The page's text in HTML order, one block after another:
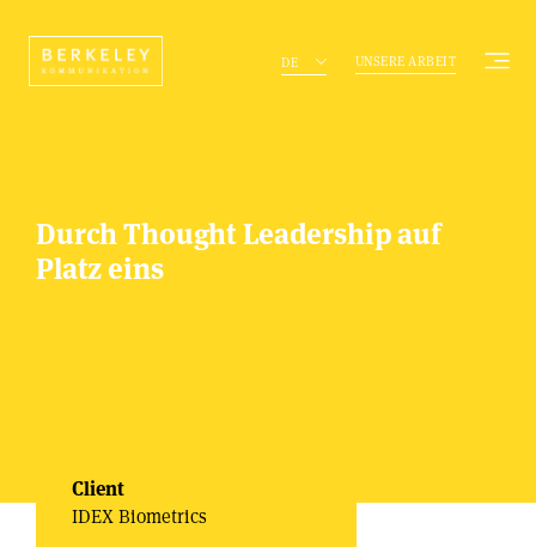
UNSERE ARBEIT
DE
Durch Thought Leadership auf
Platz eins
Client
IDEX Biometrics